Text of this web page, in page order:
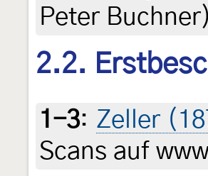
Peter
2.2.
1-3: Zeller
Scans auf